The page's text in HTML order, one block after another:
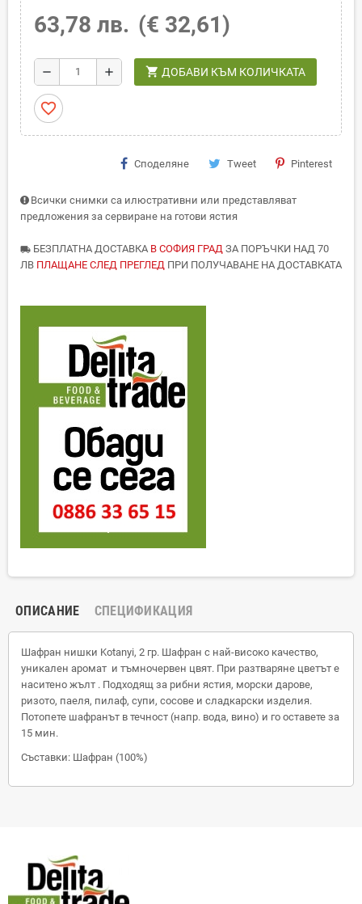
63,78 лв. (€ 32,61)
remove add shopping_cart ДОБАВИ КЪМ КОЛИЧКАТА
favorite_border
Споделяне Tweet Pinterest
Всички снимки са илюстративни или представляват
предложения за сервиране на готови ястия
local_shipping БЕЗПЛАТНА ДОСТАВКА В СОФИЯ ГРАД ЗА ПОРЪЧКИ НАД 70
ЛВ ПЛАЩАНЕ СЛЕД ПРЕГЛЕД ПРИ ПОЛУЧАВАНЕ НА ДОСТАВКАТА
ОПИСАНИЕ СПЕЦИФИКАЦИЯ
Шафран нишки Kotanyi, 2 гр. Шафран с най-високо качество,
уникален аромат и тъмночервен цвят. При разтваряне цветът е
наситено жълт . Подходящ за рибни ястия, морски дарове,
ризото, паеля, пилаф, супи, сосове и сладкарски изделия.
Потопете шафранът в течност (напр. вода, вино) и го оставете за
15 мин.
Съставки: Шафран (100%)